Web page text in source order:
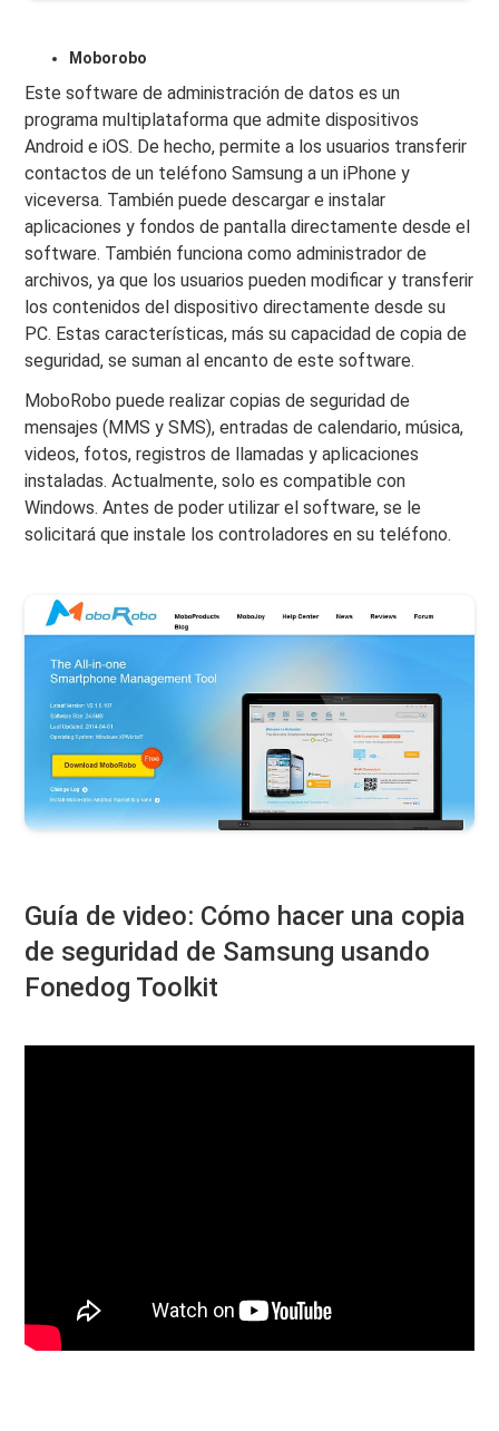
Moborobo
Este software de administración de datos es un
programa multiplataforma que admite dispositivos
Android e iOS. De hecho, permite a los usuarios transferir
contactos de un teléfono Samsung a un iPhone y
viceversa. También puede descargar e instalar
aplicaciones y fondos de pantalla directamente desde el
software. También funciona como administrador de
archivos, ya que los usuarios pueden modificar y transferir
los contenidos del dispositivo directamente desde su
PC. Estas características, más su capacidad de copia de
seguridad, se suman al encanto de este software.
MoboRobo puede realizar copias de seguridad de
mensajes (MMS y SMS), entradas de calendario, música,
videos, fotos, registros de llamadas y aplicaciones
instaladas. Actualmente, solo es compatible con
Windows. Antes de poder utilizar el software, se le
solicitará que instale los controladores en su teléfono.
Guía de video: Cómo hacer una copia
de seguridad de Samsung usando
Fonedog Toolkit